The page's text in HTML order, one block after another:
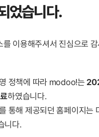
었습니다.
이용해주셔서 진심으로 감
정책에 따라 modoo!는
하였습니다.
통해 제공되던 홈페이지는
니다.